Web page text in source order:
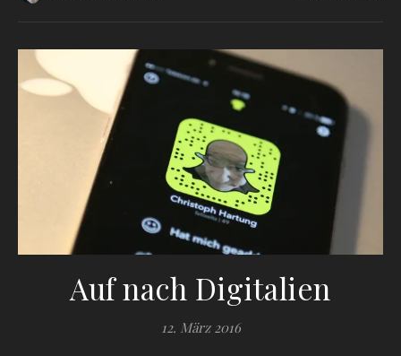
Auf nach Digitalien
12. März 2016